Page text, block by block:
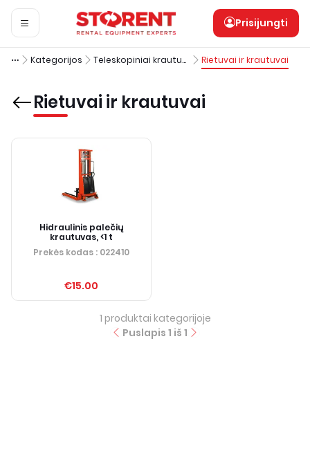
Prisijungti
Kategorijos Teleskopiniai krautuvai ir šakiniai krautuvai Rietuvai ir krautuvai
Rietuvai ir krautuvai
Hidraulinis palečių
krautuvas, <1 t
Prekės kodas : 022410
€15.00
1 produktai kategorijoje
Puslapis 1 iš 1